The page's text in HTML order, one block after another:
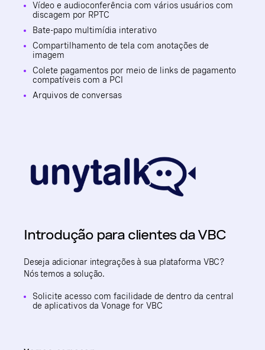
Vídeo e audioconferência com vários usuários com
discagem por RPTC
Bate-papo multimídia interativo
Compartilhamento de tela com anotações de
imagem
Colete pagamentos por meio de links de pagamento
compatíveis com a PCI
Arquivos de conversas
Introdução para clientes da VBC
Deseja adicionar integrações à sua plataforma VBC?
Nós temos a solução.
Solicite acesso com facilidade de dentro da central
de aplicativos da Vonage for VBC